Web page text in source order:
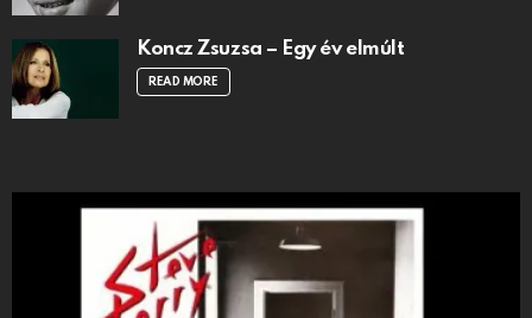
Koncz Zsuzsa – Egy év elmúlt
READ MORE